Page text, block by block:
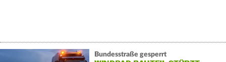
Bundesstraße gesperrt